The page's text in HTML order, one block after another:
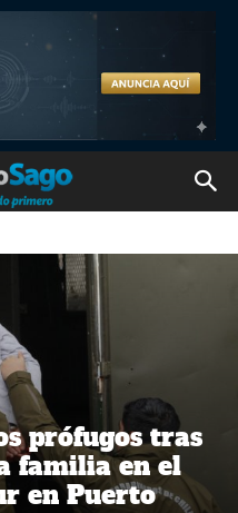
prófugos tras
familia en el
en Puerto